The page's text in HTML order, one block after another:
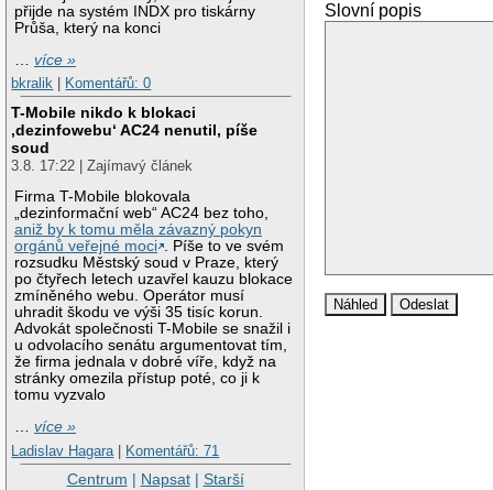
přijde na systém INDX pro tiskárny
Průša, který na konci
…více »
bkralik
Komentářů: 0
T-Mobile nikdo k blokaci
‚dezinfowebu‘ AC24 nenutil, píše
soud
3.8. 17:22 | Zajímavý článek
Firma T-Mobile blokovala
„dezinformační web“ AC24 bez toho,
aniž by k tomu měla závazný pokyn
orgánů veřejné moci . Píše to ve svém
rozsudku Městský soud v Praze, který
po čtyřech letech uzavřel kauzu blokace
zmíněného webu. Operátor musí
uhradit škodu ve výši 35 tisíc korun.
Advokát společnosti T-Mobile se snažil i
u odvolacího senátu argumentovat tím,
že firma jednala v dobré víře, když na
stránky omezila přístup poté, co ji k
tomu vyzvalo
…více »
Ladislav Hagara | Komentářů: 71
Centrum | Napsat| Starší
Slovní popis